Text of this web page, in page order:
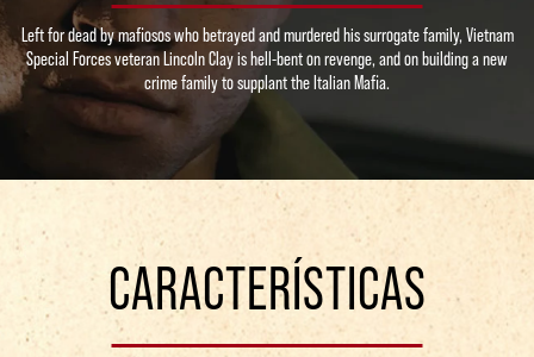
Left for dead by mafiosos who betrayed and murdered his surrogate family, Vietnam
Special Forces veteran Lincoln Clay is hell-bent on revenge, and on building a new
crime family to supplant the Italian Mafia.
CARACTERÍSTICAS